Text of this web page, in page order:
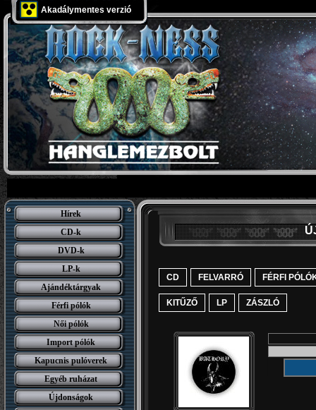
Akadálymentes verzió
Hírek
CD-k
DVD-k
LP-k
Ajándéktárgyak
Férfi pólók
Női pólók
Import pólók
Kapucnis pulóverek
Egyéb ruházat
Újdonságok
CD FELVARRÓ FÉRFI
KITŰZŐ LP ZÁSZLÓ